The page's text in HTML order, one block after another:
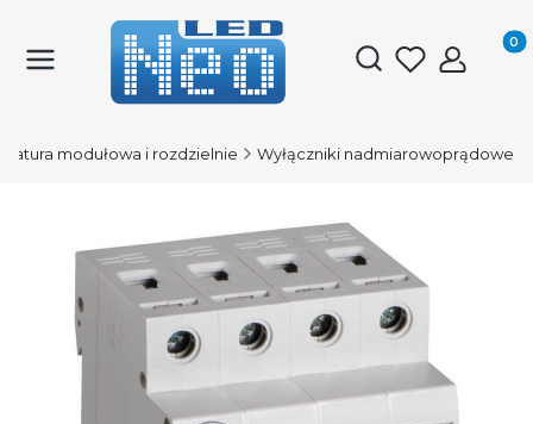
Otwórz
modułowa i rozdzielnie Wyłączniki nadmiarowoprądowe